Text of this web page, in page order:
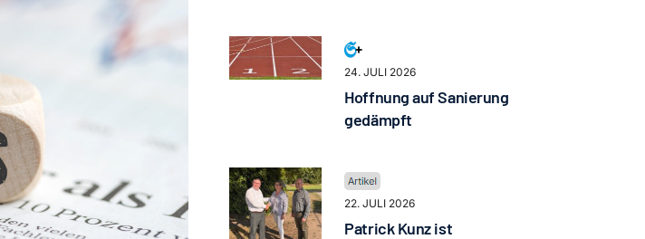
24. JULI 2026
Hoffnung auf Sanierung
gedämpft
22. JULI 2026
Patrick Kunz ist